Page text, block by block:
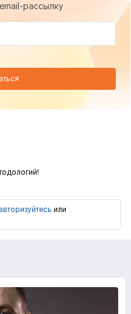
рассылку
авторизуйтесь или